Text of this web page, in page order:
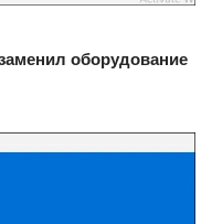
оборудование